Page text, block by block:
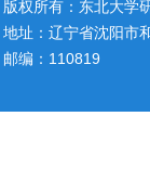
版权所有：东北大学
地址：辽宁省沈阳市
邮编：110819